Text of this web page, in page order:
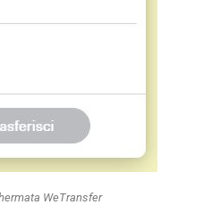
WeTransfer